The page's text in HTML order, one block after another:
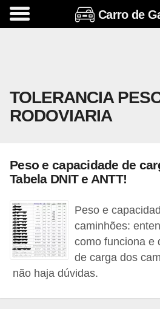
Carro de
TOLERANCIA
RODOVIARIA
Peso e capacidade de
Tabela DNIT e ANTT!
Peso e
caminhões:
como funciona e
de carga dos
não haja dúvidas.
A
s
ó
o
e
o
p
i
o